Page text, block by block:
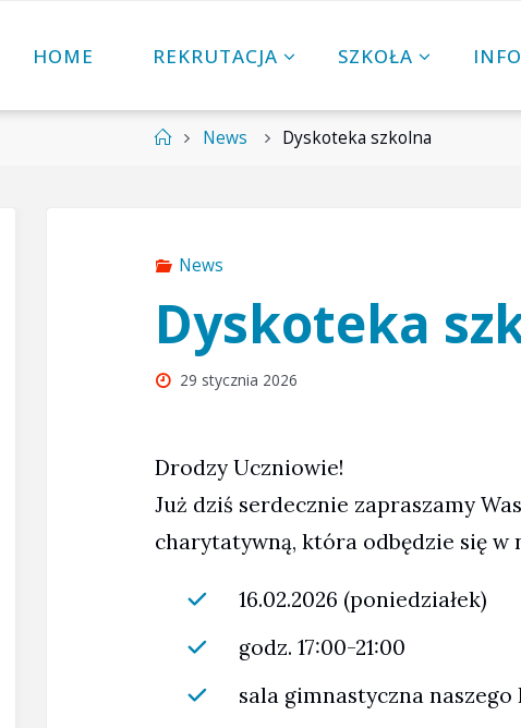
HOME REKRUTACJA SZKOŁA
StronaNews Dyskoteka szkolna
News
Dyskoteka
29 stycznia 2026
Drodzy Uczniowie!
Już dziś serdecznie zapraszamy
charytatywną, która odbędzie się w
16.02.2026 (poniedziałek)
godz. 17:00-21:00
sala gimnastyczna naszego